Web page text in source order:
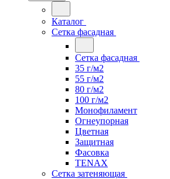
Каталог
Сетка фасадная
Сетка фасадная
35 г/м2
55 г/м2
80 г/м2
100 г/м2
Монофиламент
Огнеупорная
Цветная
Защитная
Фасовка
TENAX
Сетка затеняющая